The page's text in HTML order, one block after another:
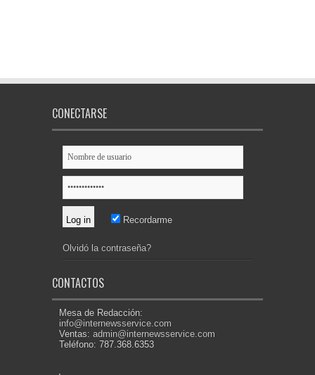
CONECTARSE
Recordarme
Olvidó la contraseña?
CONTACTOS
Mesa de Redacción:
info@internewsservice.com
Ventas: admin@internewsservice.com
Teléfono: 787.368.6353